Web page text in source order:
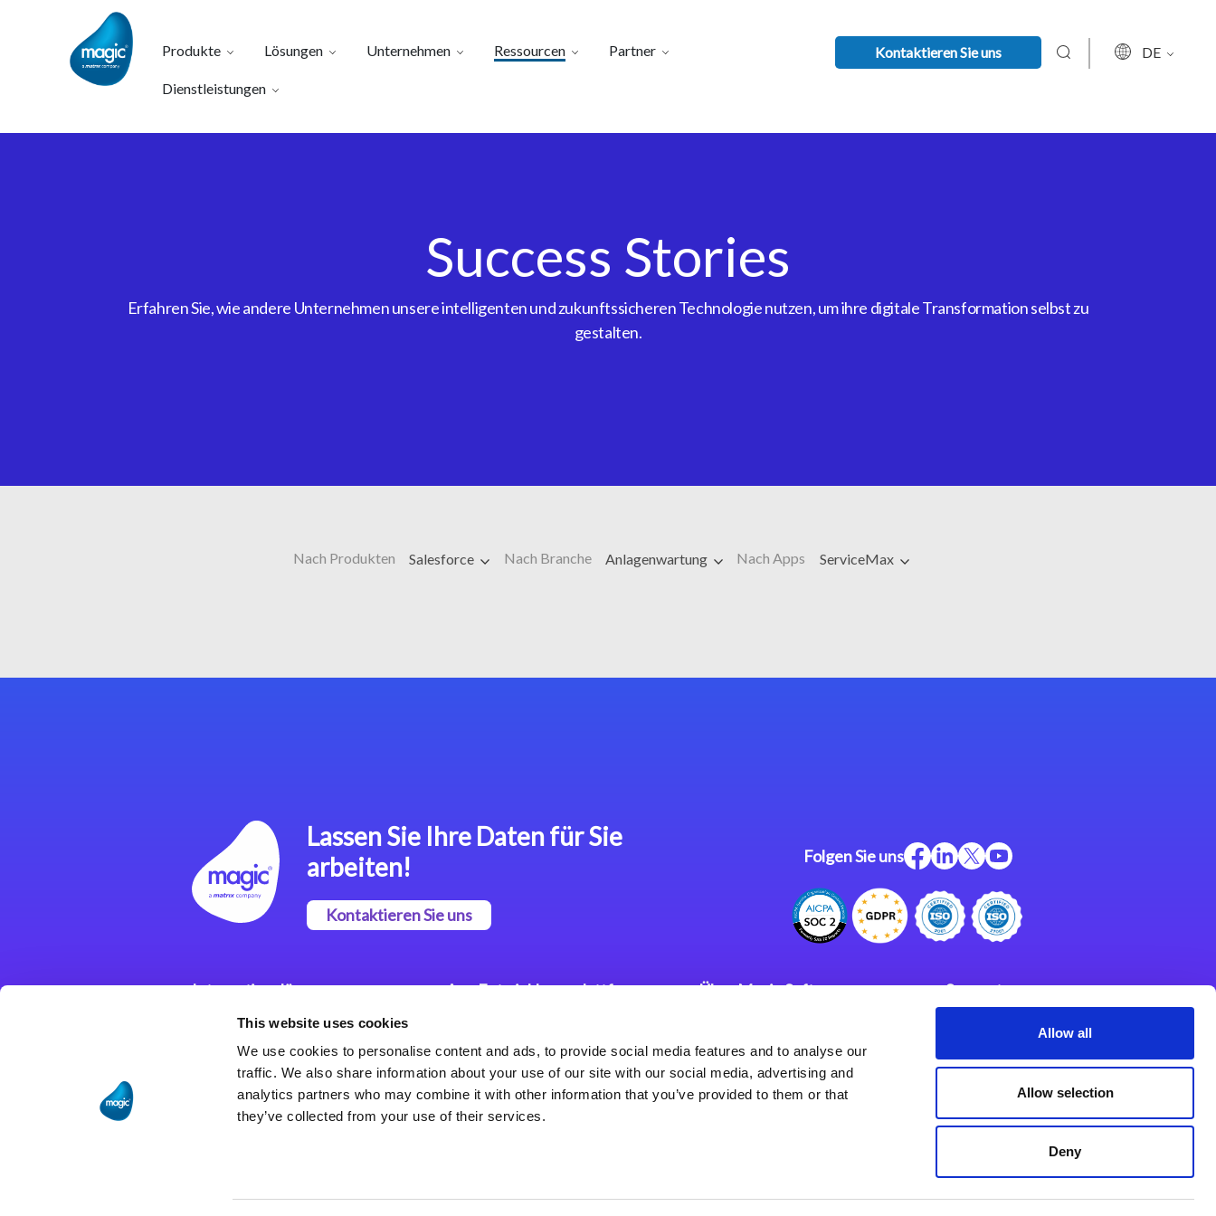
This website uses cookies
We use cookies to personalise content and ads, to provide social media features and to analyse our
traffic. We also share information about your use of our site with our social media, advertising and
analytics partners who may combine it with other information that you’ve provided to them or that
they’ve collected from your use of their services.
Allow all
Allow selection
Deny
Produkte Lösungen Unternehmen Ressourcen Partner
Dienstleistungen
Kontaktieren Sie uns DE
Success Stories
Erfahren Sie, wie andere Unternehmen unsere intelligenten und zukunftssicheren Technologie nutzen, um ihre digitale Transformation selbst zu
gestalten.
Nach Produkten Salesforce Nach Branche Anlagenwartung Nach Apps ServiceMax
Lassen Sie Ihre Daten für Sie
arbeiten!
Kontaktieren Sie uns
Folgen Sie uns
Integrationslösungen
Magic xpi
Integrationsplattform
App Entwicklungsplattform
Plattform
Magic xpa Web Application
Framework
Über Magic Software
Karriere
Datenschutzerklärung
Weltweite Niederlassungen
Support
Impressum